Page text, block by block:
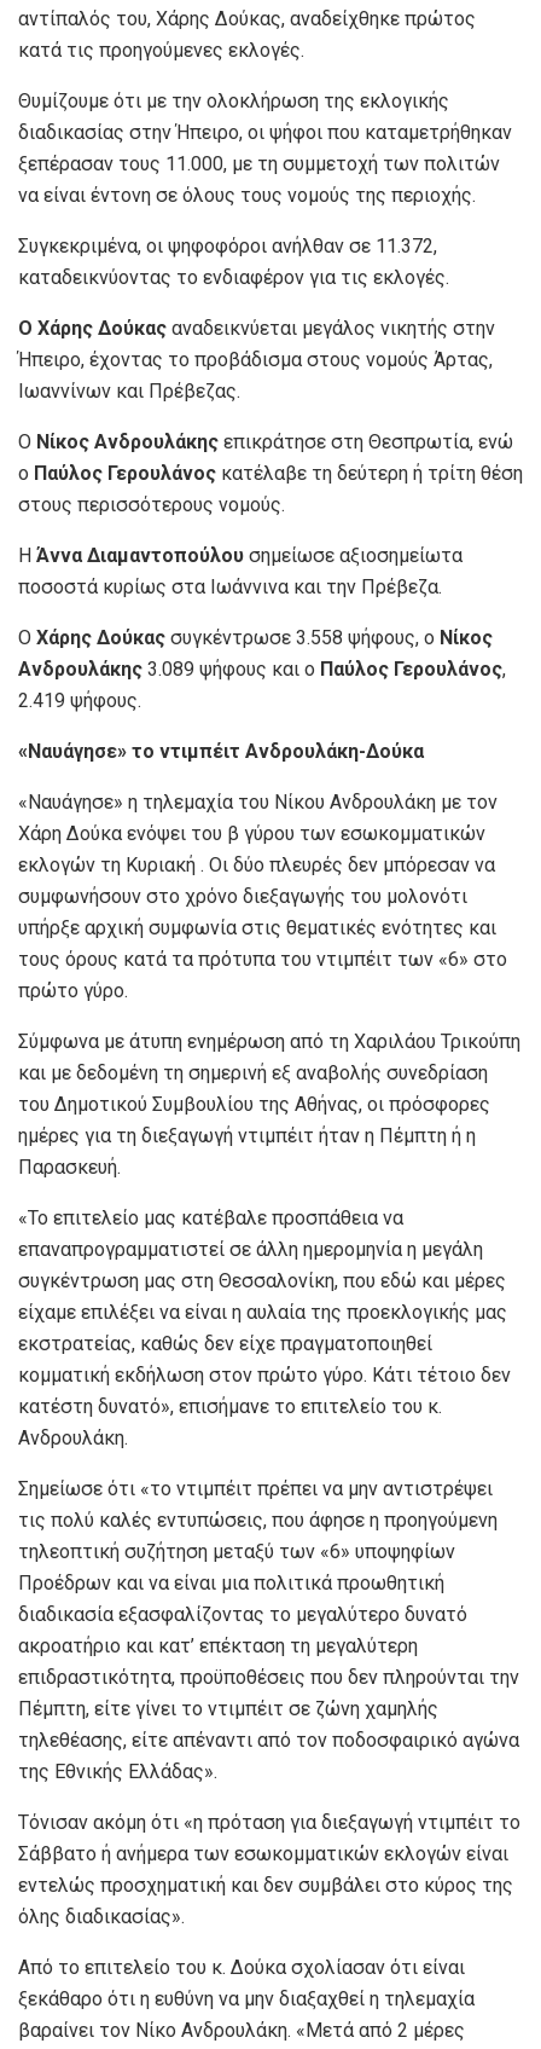
αντίπαλός του, Χάρης Δούκας, αναδείχθηκε πρώτος
κατά τις προηγούμενες εκλογές.
Θυμίζουμε ότι με την ολοκλήρωση της εκλογικής
διαδικασίας στην Ήπειρο, οι ψήφοι που καταμετρήθηκαν
ξεπέρασαν τους 11.000, με τη συμμετοχή των πολιτών
να είναι έντονη σε όλους τους νομούς της περιοχής.
Συγκεκριμένα, οι ψηφοφόροι ανήλθαν σε 11.372,
καταδεικνύοντας το ενδιαφέρον για τις εκλογές.
Ο Χάρης Δούκας αναδεικνύεται μεγάλος νικητής στην
Ήπειρο, έχοντας το προβάδισμα στους νομούς Άρτας,
Ιωαννίνων και Πρέβεζας.
Ο Νίκος Ανδρουλάκης επικράτησε στη Θεσπρωτία, ενώ
ο Παύλος Γερουλάνος κατέλαβε τη δεύτερη ή τρίτη θέση
στους περισσότερους νομούς.
Η Άννα Διαμαντοπούλου σημείωσε αξιοσημείωτα
ποσοστά κυρίως στα Ιωάννινα και την Πρέβεζα.
Ο Χάρης Δούκας συγκέντρωσε 3.558 ψήφους, ο Νίκος
Ανδρουλάκης 3.089 ψήφους και ο Παύλος Γερουλάνος,
2.419 ψήφους.
«Ναυάγησε» το ντιμπέιτ Ανδρουλάκη-Δούκα
«Ναυάγησε» η τηλεμαχία του Νίκου Ανδρουλάκη με τον
Χάρη Δούκα ενόψει του β γύρου των εσωκομματικών
εκλογών τη Κυριακή . Οι δύο πλευρές δεν μπόρεσαν να
συμφωνήσουν στο χρόνο διεξαγωγής του μολονότι
υπήρξε αρχική συμφωνία στις θεματικές ενότητες και
τους όρους κατά τα πρότυπα του ντιμπέιτ των «6» στο
πρώτο γύρο.
Σύμφωνα με άτυπη ενημέρωση από τη Χαριλάου Τρικούπη
και με δεδομένη τη σημερινή εξ αναβολής συνεδρίαση
του Δημοτικού Συμβουλίου της Αθήνας, οι πρόσφορες
ημέρες για τη διεξαγωγή ντιμπέιτ ήταν η Πέμπτη ή η
Παρασκευή.
«Το επιτελείο μας κατέβαλε προσπάθεια να
επαναπρογραμματιστεί σε άλλη ημερομηνία η μεγάλη
συγκέντρωση μας στη Θεσσαλονίκη, που εδώ και μέρες
είχαμε επιλέξει να είναι η αυλαία της προεκλογικής μας
εκστρατείας, καθώς δεν είχε πραγματοποιηθεί
κομματική εκδήλωση στον πρώτο γύρο. Κάτι τέτοιο δεν
κατέστη δυνατό», επισήμανε το επιτελείο του κ.
Ανδρουλάκη.
Σημείωσε ότι «το ντιμπέιτ πρέπει να μην αντιστρέψει
τις πολύ καλές εντυπώσεις, που άφησε η προηγούμενη
τηλεοπτική συζήτηση μεταξύ των «6» υποψηφίων
Προέδρων και να είναι μια πολιτικά προωθητική
διαδικασία εξασφαλίζοντας το μεγαλύτερο δυνατό
ακροατήριο και κατ’ επέκταση τη μεγαλύτερη
επιδραστικότητα, προϋποθέσεις που δεν πληρούνται την
Πέμπτη, είτε γίνει το ντιμπέιτ σε ζώνη χαμηλής
τηλεθέασης, είτε απέναντι από τον ποδοσφαιρικό αγώνα
της Εθνικής Ελλάδας».
Τόνισαν ακόμη ότι «η πρόταση για διεξαγωγή ντιμπέιτ το
Σάββατο ή ανήμερα των εσωκομματικών εκλογών είναι
εντελώς προσχηματική και δεν συμβάλει στο κύρος της
όλης διαδικασίας».
Από το επιτελείο του κ. Δούκα σχολίασαν ότι είναι
ξεκάθαρο ότι η ευθύνη να μην διαξαχθεί η τηλεμαχία
βαραίνει τον Νίκο Ανδρουλάκη. «Μετά από 2 μέρες